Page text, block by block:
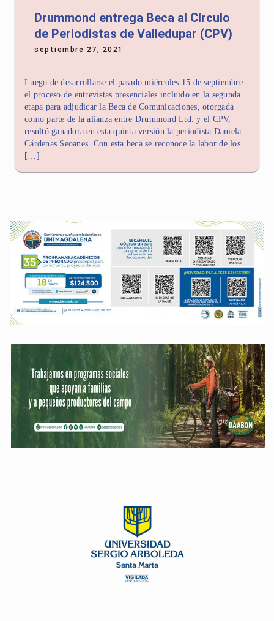
Drummond entrega Beca al Círculo
de Periodistas de Valledupar (CPV)
septiembre 27, 2021
Luego de desarrollarse el pasado miércoles 15 de septiembre
el proceso de entrevistas presenciales incluido en la segunda
etapa para adjudicar la Beca de Comunicaciones, otorgada
como parte de la alianza entre Drummond Ltd. y el CPV,
resultó ganadora en esta quinta versión la periodista Daniela
Cárdenas Seoanes. Con esta beca se reconoce la labor de los
[…]